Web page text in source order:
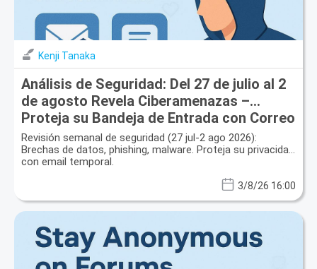
Kenji Tanaka
Análisis de Seguridad: Del 27 de julio al 2
de agosto Revela Ciberamenazas –
Proteja su Bandeja de Entrada con Correo
Desechable
Revisión semanal de seguridad (27 jul-2 ago 2026):
Brechas de datos, phishing, malware. Proteja su privacidad
con email temporal.
3/8/26 16:00